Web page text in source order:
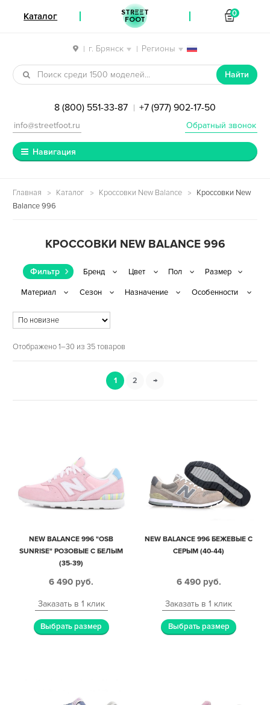
| г. Брянск | Регионы
Перейти к навигации
Перейти к содержимому
Найти
8 (800) 551-33-87 | +7 (977) 902-17-50
Обратный звонок
info@streetfoot.ru
Навигация
Главная Каталог Кроссовки New Balance
Кроссовки New
Balance 996
КРОССОВКИ NEW BALANCE 996
Фильтр
Отображено 1–30 из 35 товаров
1 2 →
NEW BALANCE 996 "OSB
SUNRISE" РОЗОВЫЕ С БЕЛЫМ
(35-39)
6 490 руб.
Заказать в 1 клик
Выбрать размер
NEW BALANCE 996 БЕЖЕВЫЕ С
СЕРЫМ (40-44)
6 490 руб.
Заказать в 1 клик
Выбрать размер
Каталог STREET
FOOT
0